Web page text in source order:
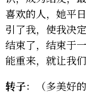
喜欢的人，她平
引了我，使我决
结束了，结束于
能重来，就让我
转子：（多美好